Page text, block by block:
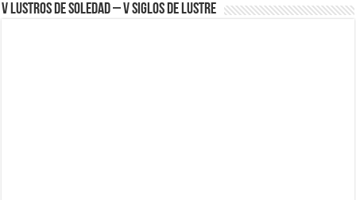
V Lustros de Soledad – V Siglos de Lustre